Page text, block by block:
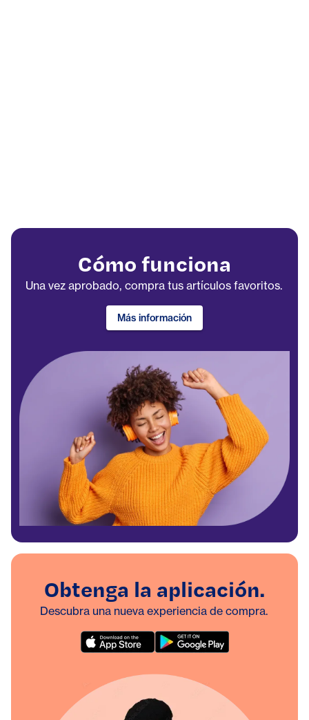
Cómo funciona
Una vez aprobado, compra tus artículos favoritos.
Más información
Obtenga la aplicación.
Descubra una nueva experiencia de compra.